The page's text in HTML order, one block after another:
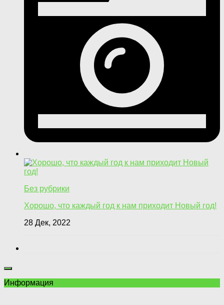
Без рубрики
Хорошо, что каждый год к нам приходит Новый год!
28 Дек, 2022
Информация